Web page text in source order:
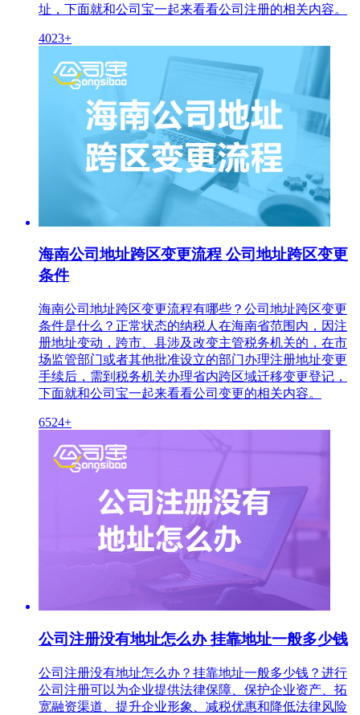
址，下面就和公司宝一起来看看公司注册的相关内容。
4023+
海南公司地址跨区变更流程 公司地址跨区变更
条件
海南公司地址跨区变更流程有哪些？公司地址跨区变更
条件是什么？正常状态的纳税人在海南省范围内，因注
册地址变动，跨市、县涉及改变主管税务机关的，在市
场监管部门或者其他批准设立的部门办理注册地址变更
手续后，需到税务机关办理省内跨区域迁移变更登记，
下面就和公司宝一起来看看公司变更的相关内容。
6524+
公司注册没有地址怎么办 挂靠地址一般多少钱
公司注册没有地址怎么办？挂靠地址一般多少钱？进行
公司注册可以为企业提供法律保障、保护企业资产、拓
宽融资渠道、提升企业形象、减税优惠和降低法律风险